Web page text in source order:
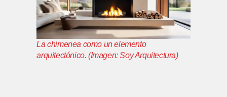
La chimenea como un elemento
arquitectónico. (Imagen: Soy Arquitectura)